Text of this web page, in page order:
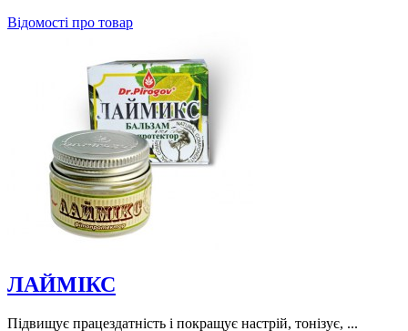
Відомості про товар
ЛАЙМІКС
Підвищує працездатність і покращує настрій, тонізує, ...